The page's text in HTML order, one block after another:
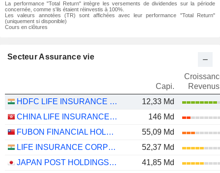
La performance "Total Return" intègre les versements de dividendes sur la période
concernée, comme s'ils étaient réinvestis à 100%.
Les valeurs annotées (TR) sont affichées avec leur performance "Total Return"
(uniquement si disponible)
Cours en clôtures
Secteur Assurance vie
Capi.
Revenus
HDFC LIFE INSURANCE COMPANY LIMITED
12,33 Md
CHINA LIFE INSURANCE COMPANY LIMITED
146 Md
FUBON FINANCIAL HOLDING CO., LTD.
55,09 Md
LIFE INSURANCE CORPORATION OF INDIA
52,37 Md
JAPAN POST HOLDINGS CO., LTD.
41,85 Md